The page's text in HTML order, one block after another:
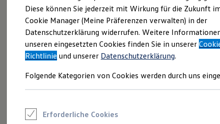
Kompaktwagen
Sportwagen
Schnell verfügbare Fahrzeuge
Angebote und Produkte
Aktuelle Angebote
E-Auto-Förderung
Volkswagen Marktplatz
Junge Gebrauchtwagen und Gebrauchtwagen
Saisonangebote
Diese können Sie jederzeit mit Wirkung für die Zukunft
Cookie Manager (Meine Präferenzen verwalten) in der
Datenschutzerklärung widerrufen. Weitere
unseren eingesetzten Cookies finden Sie in unserer
Richtlinie und unserer Datenschutzerklärung.
Folgende Kategorien von Cookies werden durch uns
Erforderliche Cookies